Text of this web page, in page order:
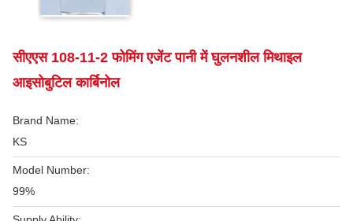
सीएएस 108-11-2 फोमिंग एजेंट पानी में घुलनशील मिथाइल
आइसोबुटिल कार्बिनोल
Brand Name:
KS
Model Number:
99%